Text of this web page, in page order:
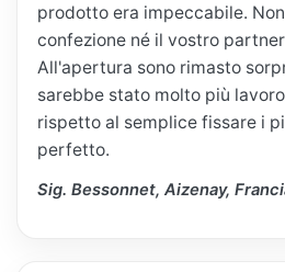
prodotto era impeccabile.
confezione né il vostro
All'apertura sono rimasto
sarebbe stato molto più
rispetto al semplice fissare i
perfetto.
Sig. Bessonnet, Aizenay,